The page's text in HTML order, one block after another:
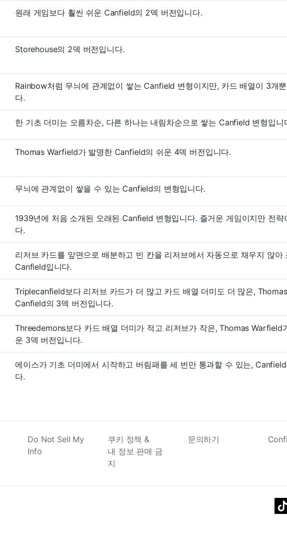
원래 게임보다 훨씬 쉬운 Canfield의 2덱 버전입니다.
Storehouse의 2덱 버전입니다.
Rainbow처럼 무늬에 관계없이 쌓는 Canfield 변형이지만, 카드 배열이 3개
다.
한 기초 더미는 오름차순, 다른 하나는 내림차순으로 쌓는 Canfield 변형입니
Thomas Warfield가 발명한 Canfield의 쉬운 4덱 버전입니다.
무늬에 관계없이 쌓을 수 있는 Canfield의 변형입니다.
1939년에 처음 소개된 오래된 Canfield 변형입니다. 즐거운 게임이지만 전략
다.
리저브 카드를 앞면으로 배분하고 빈 칸을 리저브에서 자동으로 채우지 않아
Canfield입니다.
Triplecanfield보다 리저브 카드가 더 많고 카드 배열 더미도 더 많은,
Canfield의 3덱 버전입니다.
Threedemons보다 카드 배열 더미가 적고 리저브가 작은, Thomas Warfield
운 3덱 버전입니다.
에이스가 기초 더미에서 시작하고 버림패를 세 번만 통과할 수 있는,
다.
Do Not Sell My
Info
쿠키 정책 &
내 정보 판매 금
지
문의하기